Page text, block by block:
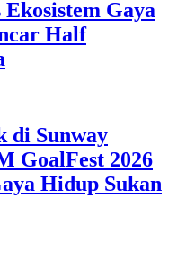
Gaya
Half
di Sunway
GoalFest 2026
Hidup Sukan